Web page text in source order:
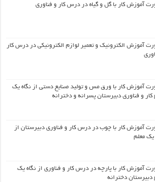
آموزش کار با گل و گیاه در درس کار و فناوری
آموزش الکترونیک و تعمیر لوازم الکترونیکی در درس کار
آموزش کار با ورق مس و تولید صنایع دستی از نگاه یک
کار و فناوری دبیرستان پسرانه و دخترانه
آموزش کار با چوب در درس کار و فناوری دبیرستان از
یک معلم
آموزش کار با پارچه در درس کار و فناوری از نگاه یک
دبیرستان دخترانه